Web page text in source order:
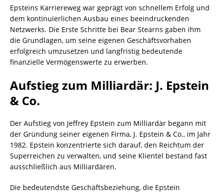
Epsteins Karriereweg war geprägt von schnellem Erfolg und
dem kontinuierlichen Ausbau eines beeindruckenden
Netzwerks. Die Erste Schritte bei Bear Stearns gaben ihm
die Grundlagen, um seine eigenen Geschäftsvorhaben
erfolgreich umzusetzen und langfristig bedeutende
finanzielle Vermögenswerte zu erwerben.
Aufstieg zum Milliardär: J. Epstein
& Co.
Der Aufstieg von Jeffrey Epstein zum Milliardär begann mit
der Gründung seiner eigenen Firma, J. Epstein & Co., im Jahr
1982. Epstein konzentrierte sich darauf, den Reichtum der
Superreichen zu verwalten, und seine Klientel bestand fast
ausschließlich aus Milliardären.
Die bedeutendste Geschäftsbeziehung, die Epstein